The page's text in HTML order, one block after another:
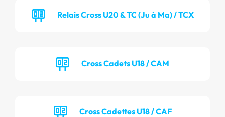
Relais Cross U20 & TC (Ju à Ma) / TCX
Cross Cadets U18 / CAM
Cross Cadettes U18 / CAF